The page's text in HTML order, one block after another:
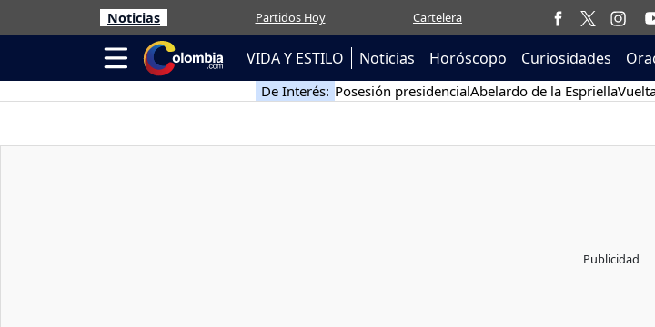
Noticias Partidos Hoy Cartelera
VIDA Y ESTILO Noticias Horóscopo Curiosidades
De Interés: Posesión presidencialAbelardo de la Espriella